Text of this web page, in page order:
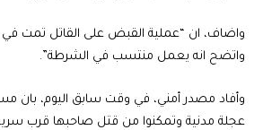
واضاف، ان “عملية القبض على القاتل تمت في
واتضح انه يعمل منتسب في الشرطة”.
وأفاد مصدر أمني، في وقت سابق اليوم، بان
عجلة مدنية وتمكنوا من قتل صاحبها قرب